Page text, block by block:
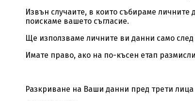
Извън случаите, в които събираме
поискаме вашето съгласие.
Ще използваме личните ви данни само
Имате право, ако на по-късен етап
Разкриване на Ваши данни пред трети лица